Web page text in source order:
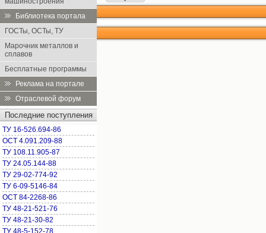
Библиотека портала
ГОСТы, ОСТы, ТУ
Марочник металлов и
сплавов
Бесплатные программы
Реклама на портале
Отраслевой форум
Последние поступления
ТУ 16-526.694-86
ОСТ 4.091.209-88
ТУ 108.11.905-87
ТУ 24.05.144-88
ТУ 29-02-774-92
ТУ 6-09-5146-84
ОСТ 84-2268-86
ТУ 48-21-521-76
ТУ 48-21-30-82
ТУ 48-5-152-78